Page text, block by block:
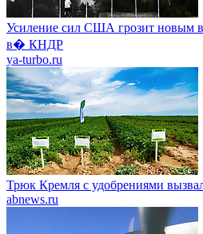
Усиление сил США грозит новым
в� КНДР
ya-turbo.ru
Трюк Кремля с удобрениями
abnews.ru